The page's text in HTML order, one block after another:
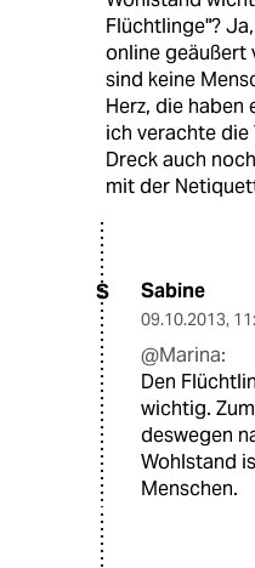
Flüchtlinge"?
online geäußert
sind keine
Herz, die haben
ich verachte die
Dreck auch
mit der
S Sabine
09.10.2013,
@Marina:
Den
wichtig.
deswegen
Wohlstand
Menschen.